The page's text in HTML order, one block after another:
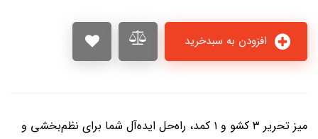
میز تحریر ۳ کشو و ۱ کمد، راه‌حل ایده‌آل شما برای نظم‌بخشی و